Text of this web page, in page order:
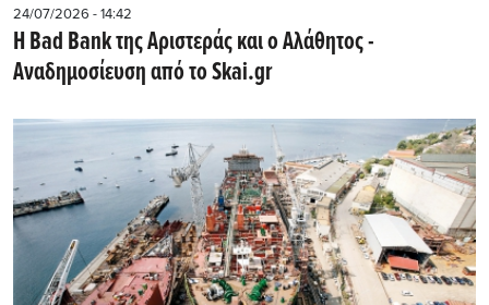
24/07/2026 - 14:42
Η Bad Bank της Αριστεράς και ο Αλάθητος -
Αναδημοσίευση από το Skai.gr